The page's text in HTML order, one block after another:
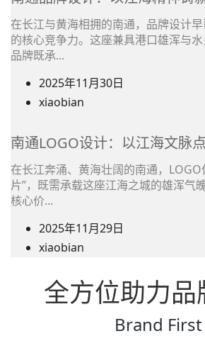
作
者
者
姓
之
前
用)
作
者
在长江与黄海相拥的南通，品牌设计
的核心竞争力。这座兼具港口雄浑与
品牌既承...
2025年11月30日
(在
章
者
姓
之
前
用)
xiaobian
南通LOGO设计：以江海文脉
在长江奔涌、黄海壮阔的南通，LOGO
片”，既需承载这座江海之城的雄浑气
核心价...
2025年11月29日
(在
章
作
xiaobian
全方位助力品
Brand First